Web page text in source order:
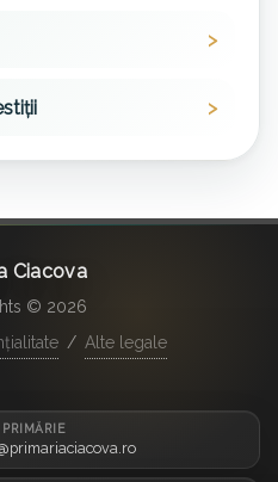
Ciacova
© 2026
/ Alte legale